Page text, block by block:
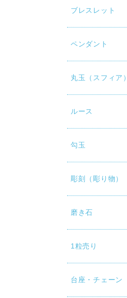
ブレスレット
ペンダント
丸玉（スフィア）
ルース
勾玉
彫刻（彫り物）
磨き石
1粒売り
台座・チェーン